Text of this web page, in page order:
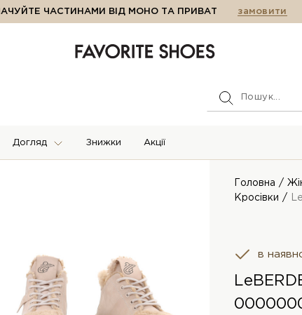
ЧАСТИНАМИ ВІД МОНО ТА ПРИВАТ замовити
Догляд Знижки Акції
Головна
Кросівки
в